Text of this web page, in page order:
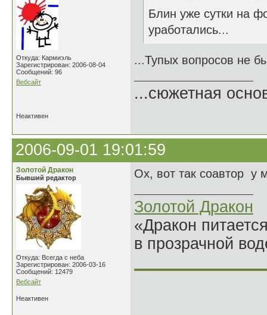
Откуда: Кармиэль
Зарегистрирован: 2006-08-04
Сообщений: 96
Вебсайт
Блин уже сутки на
уработались...
...Тупых вопросов не
...сюжетная
Неактивен
2006-09-01 19:01:59
Золотой Дракон
Бывший редактор
Откуда: Всегда с неба
Зарегистрирован: 2006-03-16
Сообщений: 12479
Вебсайт
Ох, вот так соавтор у
Золотой Дракон
«Дракон
в прозрачной
Неактивен